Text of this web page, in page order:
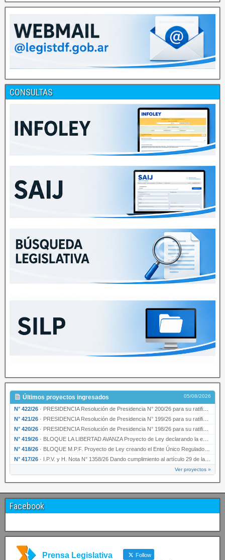
CONSULTAS
Últimos proyectos ingresados 05/08/2026
N° 422/26 · PRESIDENCIA Resolución de Presidencia N° 200/26 para su ratificación.
N° 421/26 · PRESIDENCIA Resolución de Presidencia N° 199/26 para su ratificación.
N° 420/26 · PRESIDENCIA Resolución de Presidencia N° 198/26 para su ratificación.
N° 419/26 · BLOQUE LA LIBERTAD AVANZA Proyecto de Ley declarando la esencialidad del servicio educativ…
N° 418/26 · BLOQUE M.P.F. Proyecto de Ley creando el Ente Único Regulador de servicios públicos de la …
N° 417/26 · I.P.V. y H. Nota N° 1358/26 Dando cumplimiento al artículo 29 de la Ley provincial N° 1399…
Ver proyectos »
Facebook
Prensa Legislativa Follow